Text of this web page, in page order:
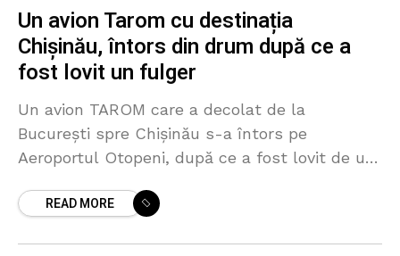
Un avion Tarom cu destinația
Chișinău, întors din drum după ce a
fost lovit un fulger
Un avion TAROM care a decolat de la
București spre Chișinău s-a întors pe
Aeroportul Otopeni, după ce a fost lovit de un
READ MORE